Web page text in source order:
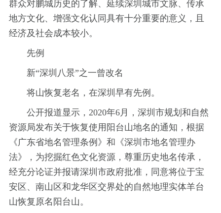
群众对鹏城历史的了解、延续深圳城市文脉、传承
地方文化、增强文化认同具有十分重要的意义，且
经济及社会成本较小。
先例
新“深圳八景”之一曾改名
将山恢复老名，在深圳早有先例。
公开报道显示，2020年6月，深圳市规划和自然
资源局发布关于恢复使用阳台山地名的通知，根据
《广东省地名管理条例》和《深圳市地名管理办
法》，为挖掘红色文化资源，尊重历史地名传承，
经充分论证并报请深圳市政府批准，同意将位于宝
安区、南山区和龙华区交界处的自然地理实体羊台
山恢复原名阳台山。